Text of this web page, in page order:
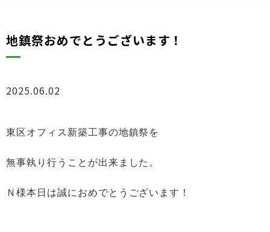
地鎮祭おめでとうございます！
2025.06.02
東区オフィス新築工事の地鎮祭を
無事執り行うことが出来ました。
Ｎ様本日は誠におめでとうございます！